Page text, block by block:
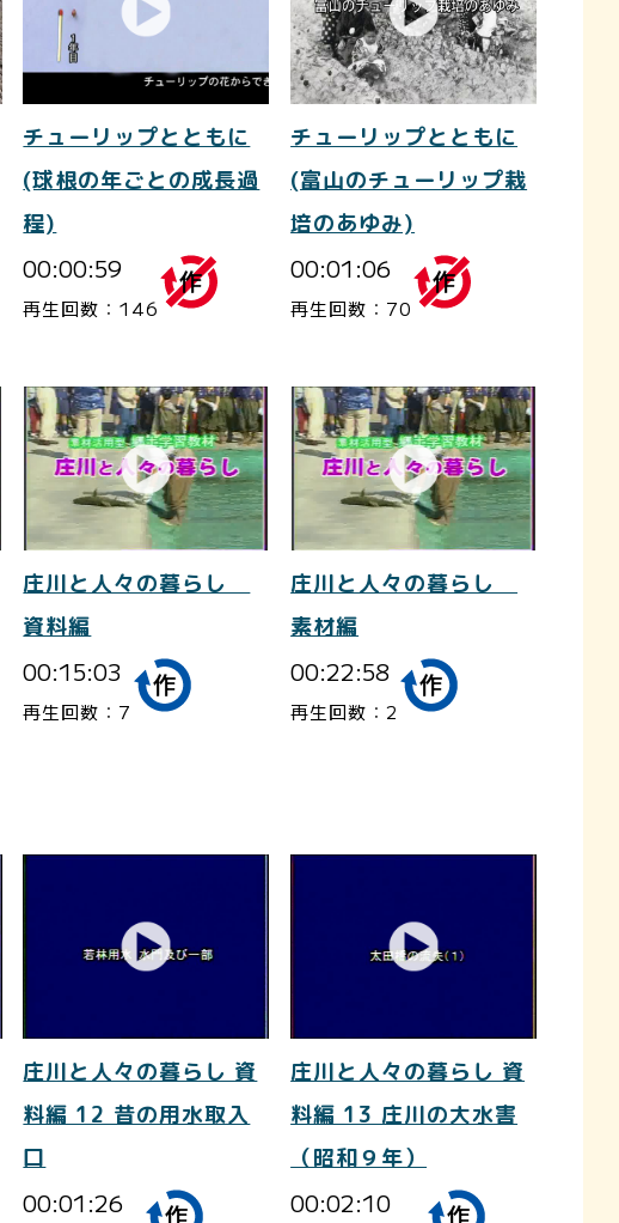
チューリップとともに
(球根の年ごとの成長過
程)
00:00:59
再生回数：146
チューリップとともに
(富山のチューリップ栽
培のあゆみ)
00:01:06
再生回数：70
庄川と人々の暮らし
資料編
00:15:03
再生回数：7
庄川と人々の暮らし
素材編
00:22:58
再生回数：2
庄川と人々の暮らし 資
料編 12 昔の用水取入
口
00:01:26
庄川と人々の暮らし 資
料編 13 庄川の大水害
（昭和９年）
00:02:10